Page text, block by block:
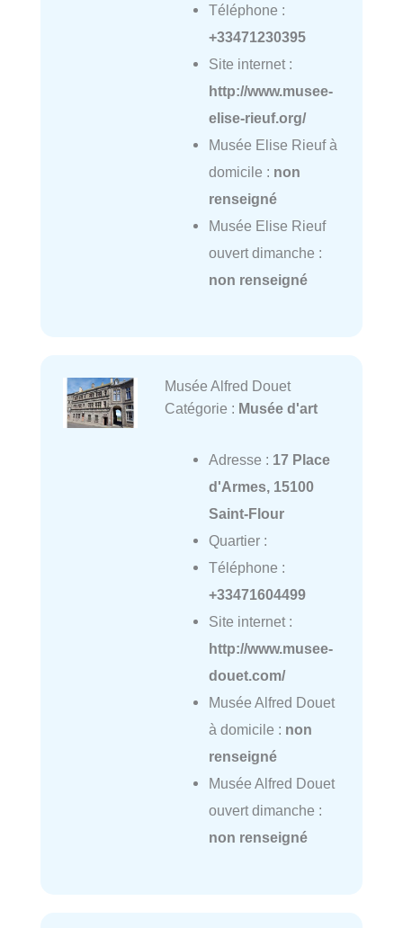
Téléphone :
+33471230395
Site internet :
http://www.musee-
elise-rieuf.org/
Musée Elise Rieuf à
domicile : non
renseigné
Musée Elise Rieuf
ouvert dimanche :
non renseigné
Musée Alfred Douet
Catégorie : Musée d'art
Adresse : 17 Place
d'Armes, 15100
Saint-Flour
Quartier :
Téléphone :
+33471604499
Site internet :
http://www.musee-
douet.com/
Musée Alfred Douet
à domicile : non
renseigné
Musée Alfred Douet
ouvert dimanche :
non renseigné